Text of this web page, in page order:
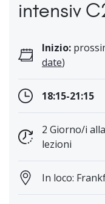
intensiv
Inizio:
date)
18:15-21:15
2 Giorno/i
lezioni
In loco: